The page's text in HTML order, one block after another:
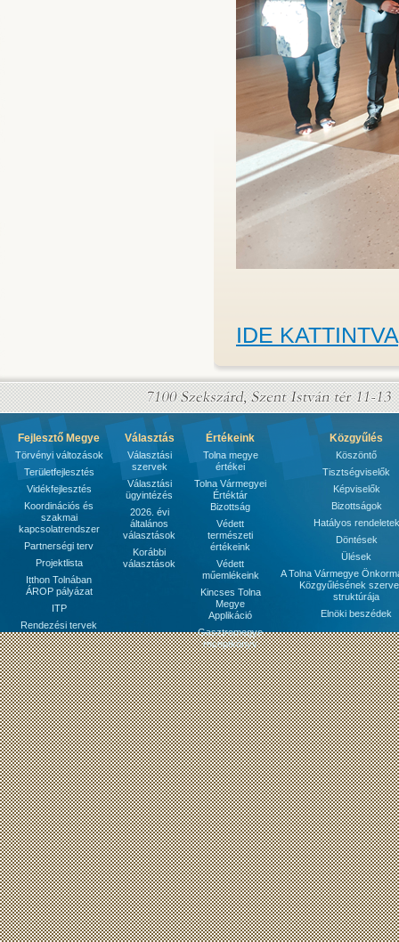
IDE KATTINTVA
Fejlesztő Megye
Törvényi változások
Területfejlesztés
Vidékfejlesztés
Koordinációs és
szakmai
kapcsolatrendszer
Partnerségi terv
Projektlista
Itthon Tolnában
ÁROP pályázat
ITP
Rendezési tervek
Választás
Választási
szervek
Választási
ügyintézés
2026. évi
általános
választások
Korábbi
választások
Értékeink
Tolna megye
értékei
Tolna Vármegyei
Értéktár
Bizottság
Védett
természeti
értékeink
Védett
műemlékeink
Kincses Tolna
Megye
Applikáció
Gasztromegye
receptkönyv
Közgyűlés
Köszöntő
Tisztségviselők
Képviselők
Bizottságok
Hatályos rendeletek
Döntések
Ülések
A Tolna Vármegye
Közgyűlésének
struktúrája
Elnöki beszédek